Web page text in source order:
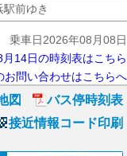
駅前ゆき
乗車日2026年08月08日
14日の時刻表はこちら
お問い合わせはこちらへ
図
バス停時刻表
接近情報コード印刷